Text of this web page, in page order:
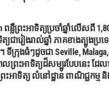
ន្លឺព្រះអាទិត្យប្រចាំឆ្នាំលើសពី
ត្យជារៀងរាល់ឆ្នាំ ភាគខាងត្បូង
ទីក្រុងធំៗដូចជា Seville,
ះអាទិត្យដ៏សម្បូរបែបនេះ ដែលធ្វ
អាទិត្យ លំនៅដ្ឋាន ពាណិជ្ជកម្ម